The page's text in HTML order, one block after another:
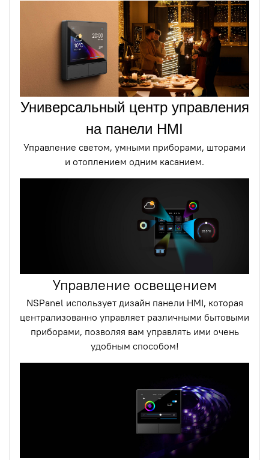
Универсальный центр управления
на панели HMI
Управление светом, умными приборами, шторами
и отоплением одним касанием.
Управление освещением
NSPanel использует дизайн панели HMI, которая
централизованно управляет различными бытовыми
приборами, позволяя вам управлять ими очень
удобным способом!